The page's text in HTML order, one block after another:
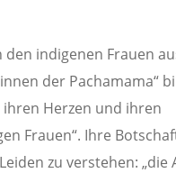
indigenen Frauen
der Pachamama“
Herzen und ihren
Frauen“. Ihre
zu verstehen: „die